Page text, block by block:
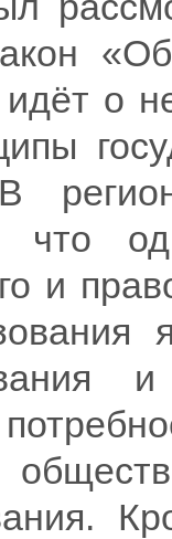
о
что
и
и